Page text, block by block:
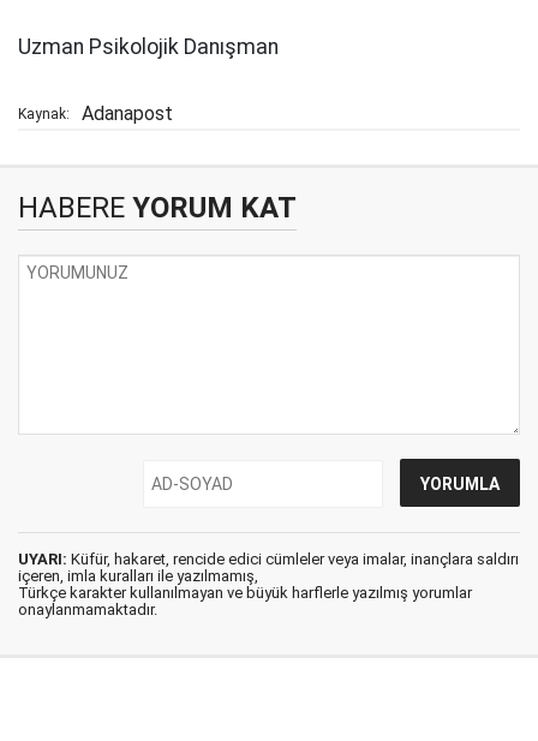
Uzman Psikolojik Danışman
Kaynak: Adanapost
HABERE YORUM KAT
UYARI: Küfür, hakaret, rencide edici cümleler veya imalar, inançlara saldırı
içeren, imla kuralları ile yazılmamış,
Türkçe karakter kullanılmayan ve büyük harflerle yazılmış yorumlar
onaylanmamaktadır.